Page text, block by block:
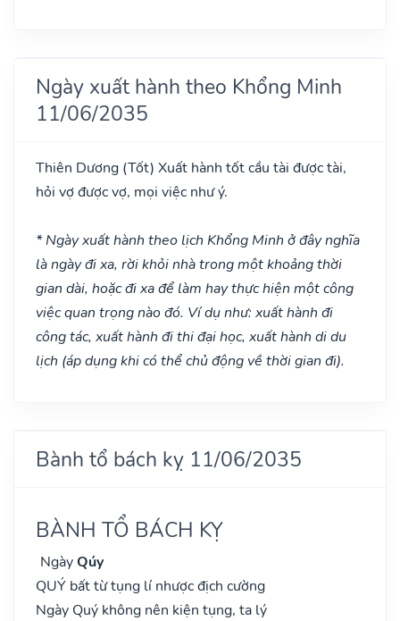
Ngày xuất hành theo Khổng Minh
11/06/2035
Thiên Dương (Tốt) Xuất hành tốt cầu tài được tài,
hỏi vợ được vợ, mọi việc như ý.
* Ngày xuất hành theo lịch Khổng Minh ở đây nghĩa
là ngày đi xa, rời khỏi nhà trong một khoảng thời
gian dài, hoặc đi xa để làm hay thực hiện một công
việc quan trọng nào đó. Ví dụ như: xuất hành đi
công tác, xuất hành đi thi đại học, xuất hành di du
lịch (áp dụng khi có thể chủ động về thời gian đi).
Bành tổ bách kỵ 11/06/2035
BÀNH TỔ BÁCH KỴ
NgàyQúy
QUÝ bất từ tụng lí nhược địch cường
Ngày Quý không nên kiện tụng, ta lý